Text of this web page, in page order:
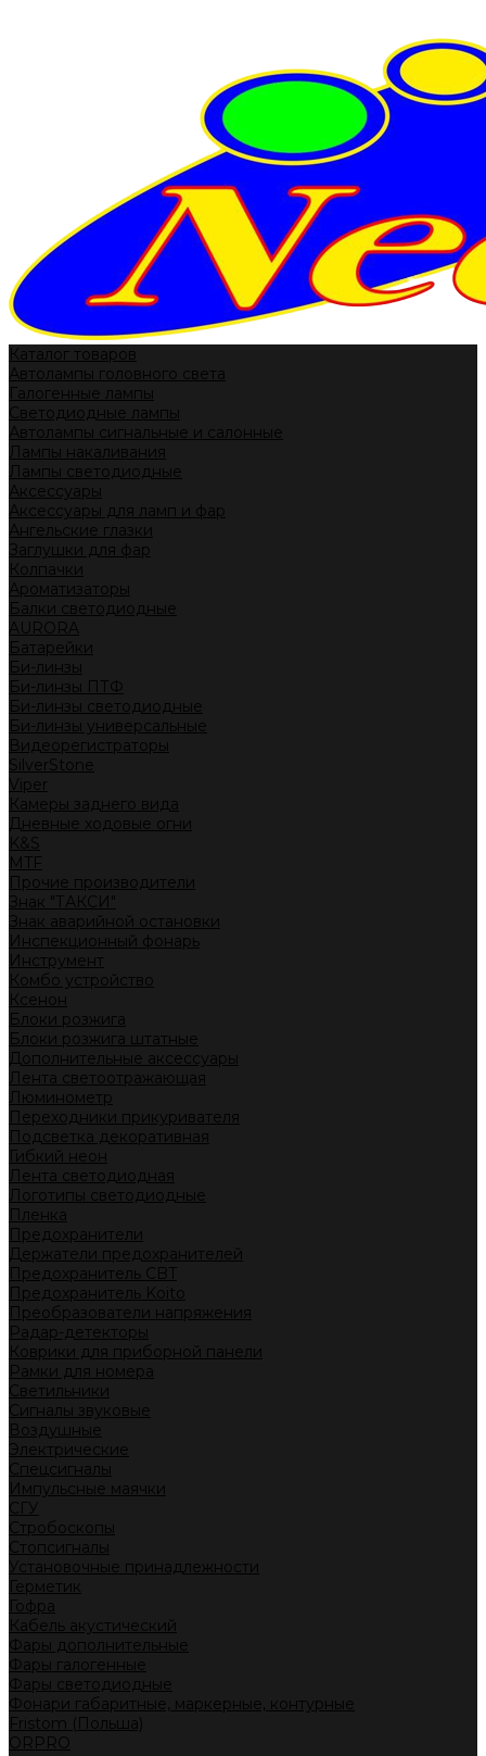
Каталог товаров
Автолампы головного света
Галогенные лампы
Светодиодные лампы
Автолампы сигнальные и салонные
Лампы накаливания
Лампы светодиодные
Аксессуары
Аксессуары для ламп и фар
Ангельские глазки
Заглушки для фар
Колпачки
Ароматизаторы
Балки светодиодные
AURORA
Батарейки
Би-линзы
Би-линзы ПТФ
Би-линзы светодиодные
Би-линзы универсальные
Видеорегистраторы
SilverStone
Viper
Камеры заднего вида
Дневные ходовые огни
K&S
MTF
Прочие производители
Знак "ТАКСИ"
Знак аварийной остановки
Инспекционный фонарь
Инструмент
Комбо устройство
Ксенон
Блоки розжига
Блоки розжига штатные
Дополнительные аксессуары
Лента светоотражающая
Люминометр
Переходники прикуривателя
Подсветка декоративная
Гибкий неон
Лента светодиодная
Логотипы светодиодные
Пленка
Предохранители
Держатели предохранителей
Предохранитель CBT
Предохранитель Koito
Преобразователи напряжения
Радар-детекторы
Коврики для приборной панели
Рамки для номера
Светильники
Сигналы звуковые
Воздушные
Электрические
Спецсигналы
Импульсные маячки
СГУ
Стробоскопы
Стопсигналы
Установочные принадлежности
Герметик
Гофра
Кабель акустический
Фары дополнительные
Фары галогенные
Фары светодиодные
Фонари габаритные, маркерные, контурные
Fristom (Польша)
ORPRO